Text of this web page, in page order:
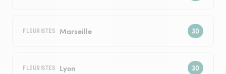
FLEURISTES Marseille
FLEURISTES Lyon